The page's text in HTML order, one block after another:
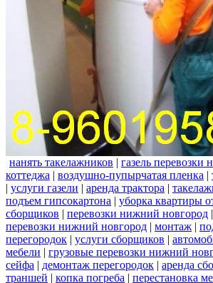
нанять такелажников | газель
коттеджа | воздушно-пупырчатая пленка |
| услуги газели | аренда трактора |
подъем гипсокартона | уборка квартиры
сборщиков | перевозки нижний новгород |
перевозки нижний новгород | монтаж |
перегородок | услуги сборщиков |
мебели | грузовые перевозки нижний
сейфа | демонтаж перегородок | аренда
траншей | копка погреба | перестановка